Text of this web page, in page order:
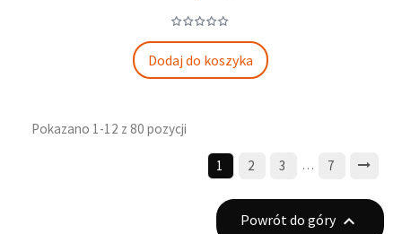
Dodaj do koszyka
Pokazano 1-12 z 80 pozycji
1 2 3 … 7
Powrót do góry 